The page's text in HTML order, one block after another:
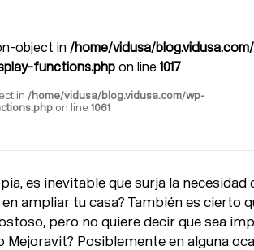
object in /home/vidusa/
functions.php on line 1017
in /home/vidusa/blog.vidusa.com/wp-
on line 1061
es inevitable que surja la necesidad
ampliar tu casa? También es cierto
pero no quiere decir que sea
Mejoravit? Posiblemente en alguna